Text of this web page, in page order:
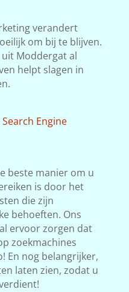
verandert
om bij te blijven.
Moddergat al
helpt slagen in
Search Engine
beste manier om u
is door het
die zijn
behoeften. Ons
ervoor zorgen dat
zoekmachines
En nog belangrijker,
laten zien, zodat u